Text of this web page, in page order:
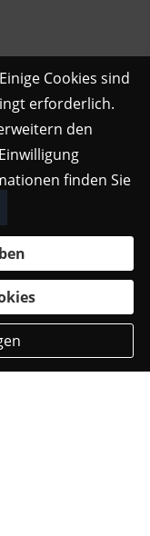
Cookies sind
erforderlich.
den
finden Sie